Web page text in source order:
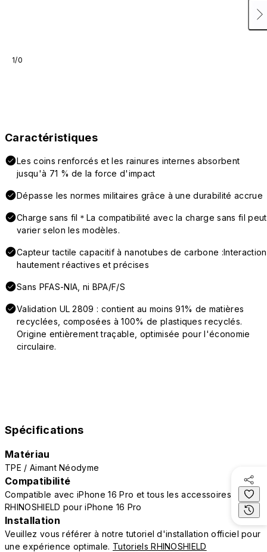
1/0
Caractéristiques
Les coins renforcés et les rainures internes absorbent
jusqu'à 71 % de la force d'impact
Dépasse les normes militaires grâce à une durabilité accrue
Charge sans fil＊La compatibilité avec la charge sans fil peut
varier selon les modèles.
Capteur tactile capacitif à nanotubes de carbone
hautement réactives et précises
Sans PFAS-NIA, ni BPA/F/S
Validation UL 2809 : contient au moins 91% de matières
recyclées, composées à 100% de plastiques recyclés.
Origine entièrement traçable, optimisée pour l'économie
circulaire.
Spécifications
Matériau
TPE / Aimant Néodyme
Compatibilité
Compatible avec iPhone 16 Pro et tous les accessoires
RHINOSHIELD pour iPhone 16 Pro
Installation
Veuillez vous référer à notre tutoriel d'installation officiel pour
une expérience optimale. Tutoriels RHINOSHIELD